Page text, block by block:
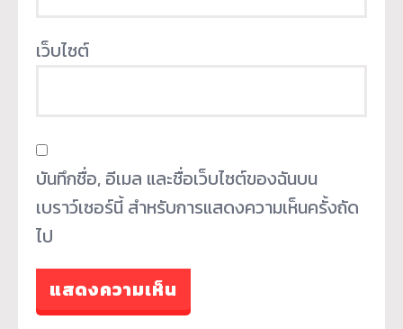
เว็บไซต์
บันทึกชื่อ, อีเมล และชื่อเว็บไซต์ของฉันบน
เบราว์เซอร์นี้ สำหรับการแสดงความเห็นครั้งถัด
ไป